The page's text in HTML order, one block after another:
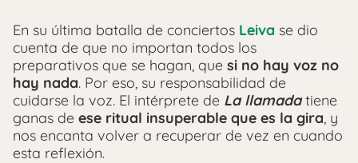
En su última batalla de conciertos Leiva se dio
cuenta de que no importan todos los
preparativos que se hagan, que si no hay voz no
hay nada. Por eso, su responsabilidad de
cuidarse la voz. El intérprete de La llamadatiene
ganas de ese ritual insuperable que es la gira, y
nos encanta volver a recuperar de vez en cuando
esta reflexión.